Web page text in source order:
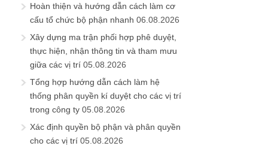
Hoàn thiện và hướng dẫn cách làm cơ
cấu tổ chức bộ phận nhanh 06.08.2026
Xây dựng ma trận phối hợp phê duyệt,
thực hiện, nhận thông tin và tham mưu
giữa các vị trí 05.08.2026
Tổng hợp hướng dẫn cách làm hệ
thống phân quyền kí duyệt cho các vị trí
trong công ty 05.08.2026
Xác định quyền bộ phận và phân quyền
cho các vị trí 05.08.2026